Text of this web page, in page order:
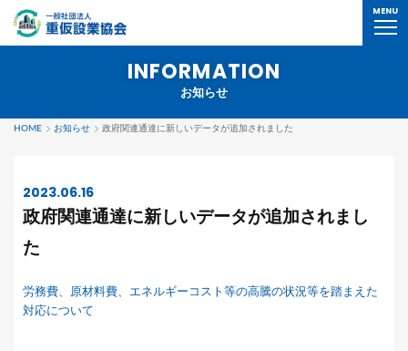
MENU
INFORMATION
お知らせ
HOME お知らせ 政府関連通達に新しいデータが追加されました
2023.06.16
政府関連通達に新しいデータが追加されまし
た
労務費、原材料費、エネルギーコスト等の高騰の状況等を踏まえた
対応について